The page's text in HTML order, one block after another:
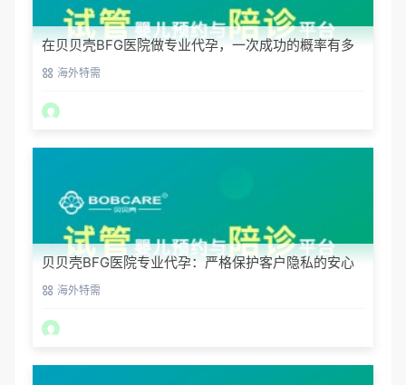
在贝贝壳BFG医院做专业代孕，一次成功的概率有多
大？海外特需
贝贝壳BFG医院专业代孕：严格保护客户隐私的安心
之选海外特需